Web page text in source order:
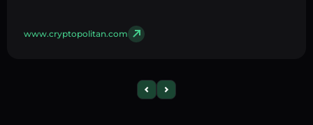
www.cryptopolitan.com